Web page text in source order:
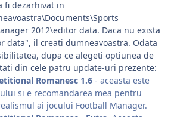
fi dezarhivat in
2012\editor data. Daca nu exista
data", il creati dumneavoastra. Odata
dupa ce alegeti optiunea de
din cele patru update-uri prezente:
Romanesc 1.6 - aceasta este
si e recomandarea mea pentru
ai jocului Football Manager.